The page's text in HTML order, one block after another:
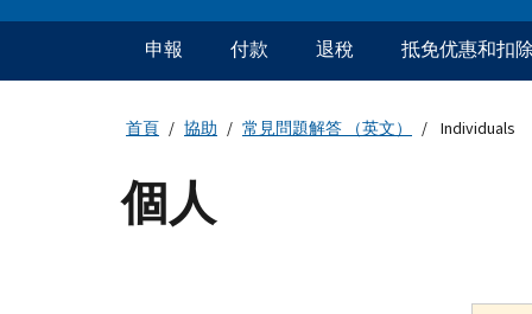
主
要
導
申報 付款 退稅 抵免优惠和扣除
首頁 協助 常見問題解答 （英文） Individuals
個人